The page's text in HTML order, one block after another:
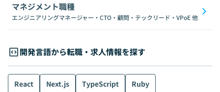
マネジメント職種
エンジニアリングマネージャー・CTO・顧問・テックリード・VPoE他
開発言語から転職・求人情報を探す
React Next.js TypeScript
Ruby